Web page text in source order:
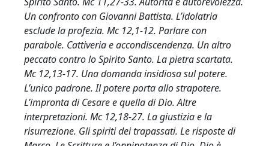
Un confronto con Giovanni Battista. L’idolatria
esclude la profezia. Mc 12,1-12. Parlare con
parabole. Cattiveria e accondiscendenza. Un altro
peccato contro lo Spirito Santo. La pietra scartata.
Mc 12,13-17. Una domanda insidiosa sul potere.
L’unico padrone. Il potere porta allo strapotere.
L’impronta di Cesare e quella di Dio. Altre
interpretazioni. Mc 12,18-27. La giustizia e la
risurrezione. Gli spiriti dei trapassati. Le risposte di